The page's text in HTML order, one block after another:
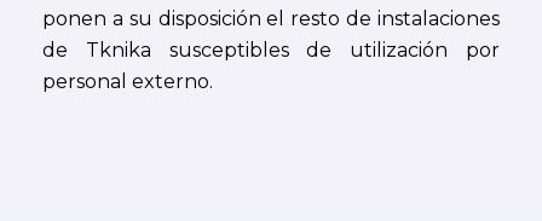
ponen a su disposición el resto de instalaciones
de Tknika susceptibles de utilización por
personal externo.